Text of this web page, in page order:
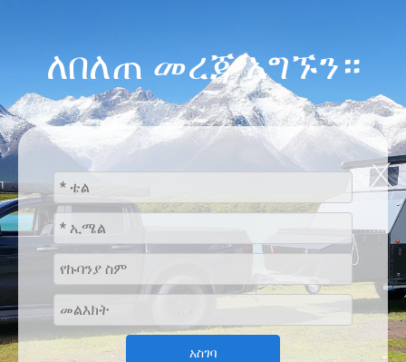
ለበለጠ መረጃ አግኙን።
አስገባ